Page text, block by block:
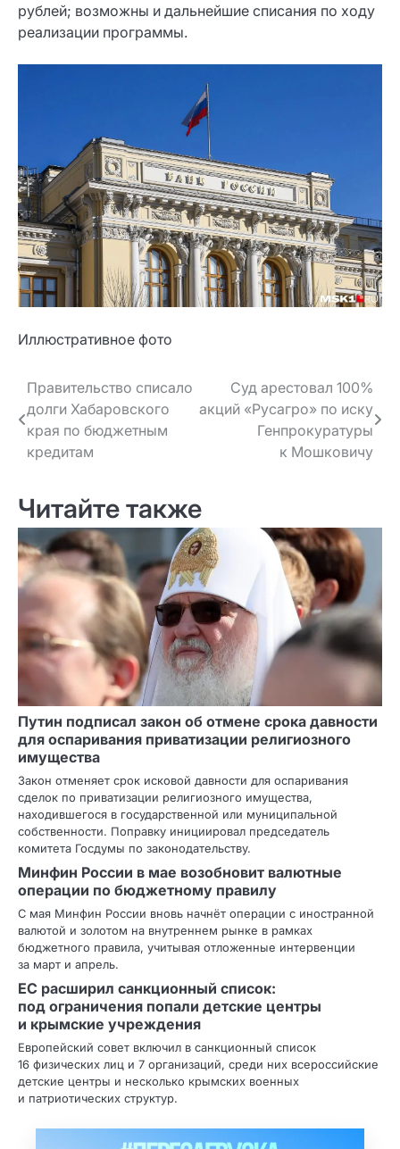
рублей; возможны и дальнейшие списания по ходу
реализации программы.
Иллюстративное фото
Навигация
по записям
Правительство списало
долги Хабаровского
края по бюджетным
кредитам
Суд арестовал 100%
акций «Русагро» по иску
Генпрокуратуры
к Мошковичу
Читайте также
Путин подписал закон об отмене срока давности
для оспаривания приватизации религиозного
имущества
Закон отменяет срок исковой давности для оспаривания
сделок по приватизации религиозного имущества,
находившегося в государственной или муниципальной
собственности. Поправку инициировал председатель
комитета Госдумы по законодательству.
Минфин России в мае возобновит валютные
операции по бюджетному правилу
С мая Минфин России вновь начнёт операции с иностранной
валютой и золотом на внутреннем рынке в рамках
бюджетного правила, учитывая отложенные интервенции
за март и апрель.
ЕС расширил санкционный список:
под ограничения попали детские центры
и крымские учреждения
Европейский совет включил в санкционный список
16 физических лиц и 7 организаций, среди них всероссийские
детские центры и несколько крымских военных
и патриотических структур.